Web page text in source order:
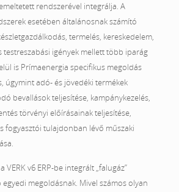
rendszerével integrálja. A
esetében általánosnak számító
termelés, kereskedelem,
testreszabási igények mellett több iparág
is Prímaenergia specifikus megoldás
úgymint adó- és jövedéki termékek
bevallások teljesítése, kampánykezelés,
törvényi előírásainak teljesítése,
fogyasztói tulajdonban lévő műszaki
VERK v6 ERP-be integrált „falugáz”
egyedi megoldásnak. Mivel számos olyan